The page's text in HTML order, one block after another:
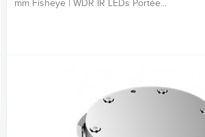
mm Fisheye | WDR IR LEDs Portée...